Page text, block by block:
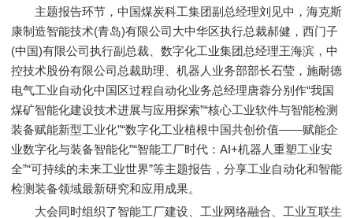
主题报告环节，中国煤炭科工集团副总经理刘见中，海克斯
康制造智能技术(青岛)有限公司大中华区执行总裁郝健，西门子
(中国)有限公司执行副总裁、数字化工业集团总经理王海滨，中
控技术股份有限公司总裁助理、机器人业务部部长石莹，施耐德
电气工业自动化中国区过程自动化业务总经理唐蓉分别作“我国
煤矿智能化建设技术进展与应用探索”“核心工业软件与智能检测
装备赋能新型工业化”“数字化工业植根中国共创价值——赋能企
业数字化与装备智能化”“智能工厂时代：AI+机器人重塑工业安
全”“可持续的未来工业世界”等主题报告，分享工业自动化和智能
检测装备领域最新研究和应用成果。
大会同时组织了智能工厂建设、工业网络融合、工业互联生